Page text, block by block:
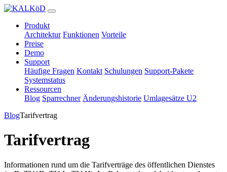
Produkt
Architektur Funktionen Vorteile
Preise
Demo
Support
Häufige Fragen Kontakt Schulungen Support-Pakete
Systemstatus
Ressourcen
Blog Sparrechner Änderungshistorie Umlagesätze U2
BlogTarifvertrag
Tarifvertrag
Informationen rund um die Tarifverträge des öffentlichen Dienstes